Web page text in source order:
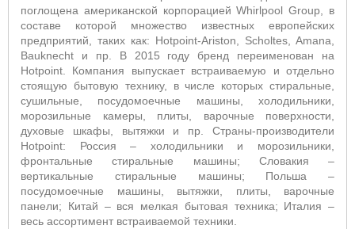
поглощена американской корпорацией Whirlpool Group, в
составе которой множество известных европейских
предприятий, таких как: Hotpoint-Ariston, Scholtes, Amana,
Bauknecht и пр. В 2015 году бренд переименован на
Hotpoint. Компания выпускает встраиваемую и отдельно
стоящую бытовую технику, в числе которых стиральные,
сушильные, посудомоечные машины, холодильники,
морозильные камеры, плиты, варочные поверхности,
духовые шкафы, вытяжки и пр. Страны-производители
Hotpoint: Россия – холодильники и морозильники,
фронтальные стиральные машины; Словакия –
вертикальные стиральные машины; Польша –
посудомоечные машины, вытяжки, плиты, варочные
панели; Китай – вся мелкая бытовая техника; Италия –
весь ассортимент встраиваемой техники.